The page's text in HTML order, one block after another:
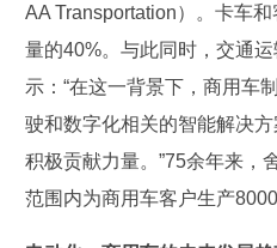
AA Transportation）。卡车
量的40%。与此同时，交通
示：“在这一背景下，商用车
驶和数字化相关的智能解决
积极贡献力量。”75余年来，
范围内为商用车客户生产